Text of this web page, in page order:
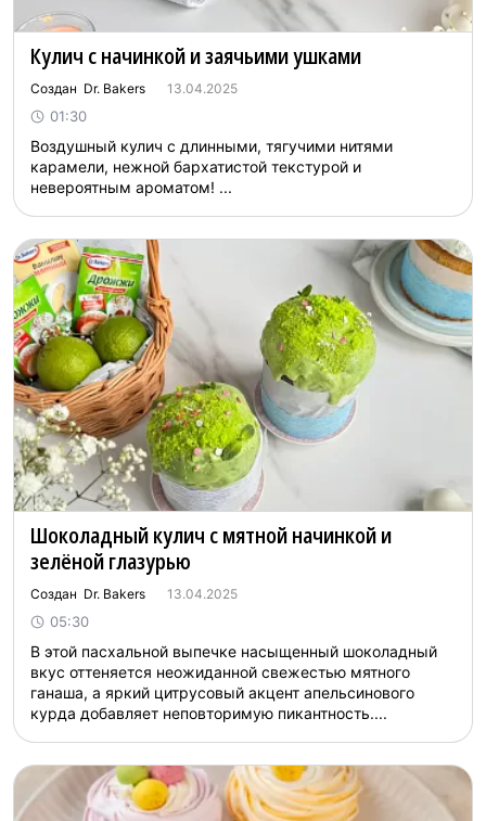
Кулич с начинкой и заячьими ушками
Создан Dr. Bakers 13.04.2025
01:30
Воздушный кулич с длинными, тягучими нитями
карамели, нежной бархатистой текстурой и
невероятным ароматом! ...
Шоколадный кулич с мятной начинкой и
зелёной глазурью
Создан Dr. Bakers 13.04.2025
05:30
В этой пасхальной выпечке насыщенный шоколадный
вкус оттеняется неожиданной свежестью мятного
ганаша, а яркий цитрусовый акцент апельсинового
курда добавляет неповторимую пикантность....